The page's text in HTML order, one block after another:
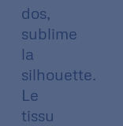
dos,
sublime
la
silhouette.
Le
tissu